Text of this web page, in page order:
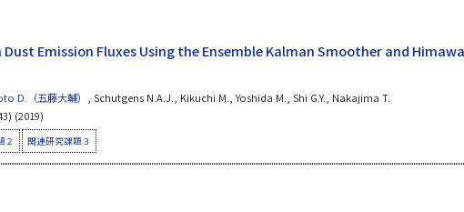
Emission Fluxes Using the Ensemble Kalman Smoother and
D.（五藤大輔）
, Schutgens N.A.J., Kikuchi M., Yoshida M., Shi G.Y., Nakajima T.
(2019)
２ 関連研究課題３